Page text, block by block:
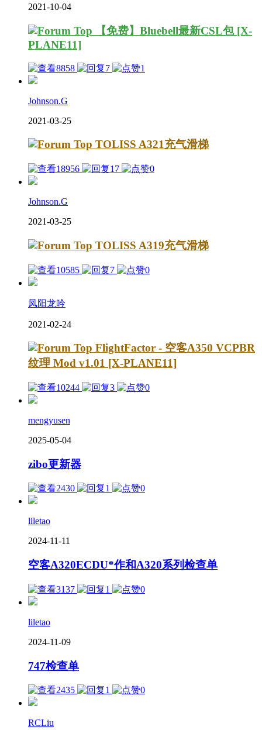
2021-10-04
【免费】Bluebell最新CSL包 [X-
PLANE11]
8858 7 1
Johnson.G
2021-03-25
TOLISS A321充气滑梯
18956 17 0
Johnson.G
2021-03-25
TOLISS A319充气滑梯
10585 7 0
凤阳龙吟
2021-02-24
FlightFactor - 空客A350 VCPBR
纹理 Mod v1.01 [X-PLANE11]
10244 3 0
mengyusen
2025-05-04
zibo更新器
2430 1 0
liletao
2024-11-11
空客A320ECDU*作和A320系列检查单
3137 1 0
liletao
2024-11-09
747检查单
2435 1 0
RCLiu